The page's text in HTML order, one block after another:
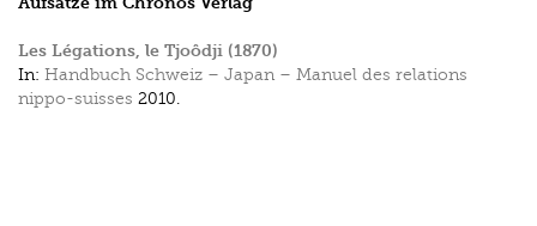
Les Légations, le Tjoôdji (1870)
In: Handbuch Schweiz – Japan – Manuel des relations
nippo-suisses 2010.